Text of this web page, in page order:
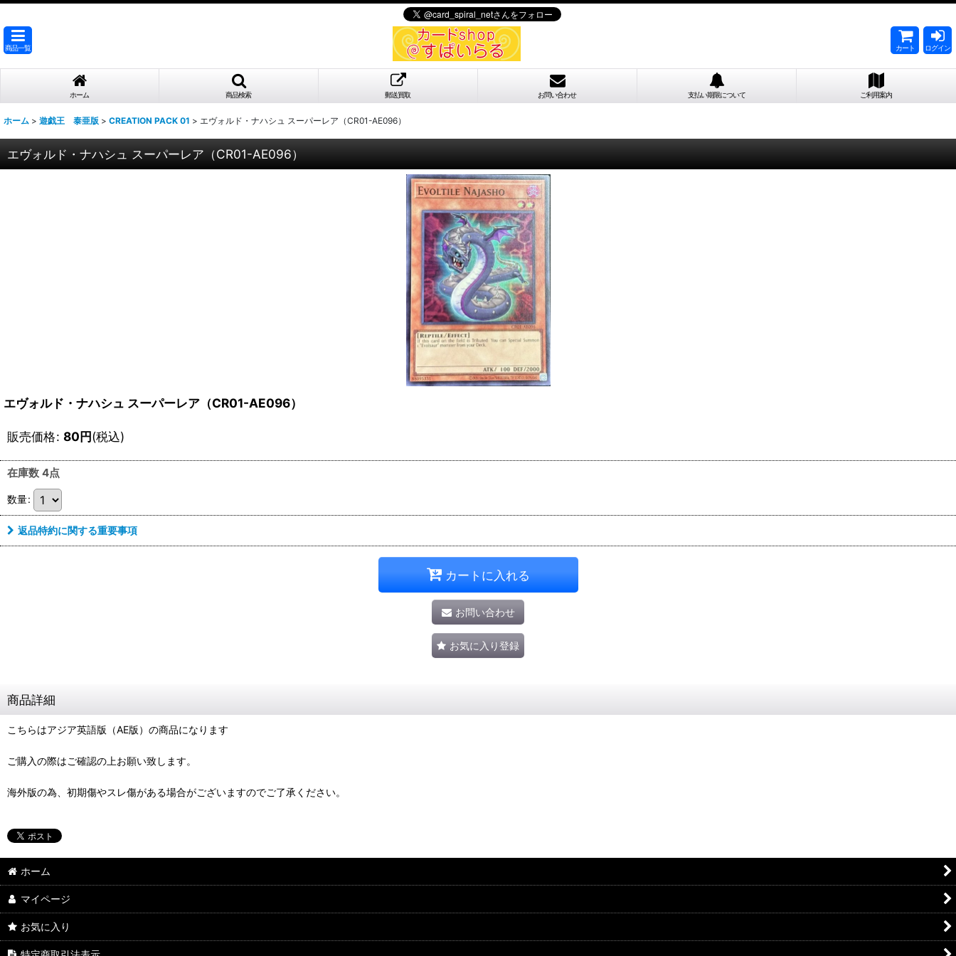
商品一覧 カート ログイン
ホーム 商品検索 郵送買取 お問い合わせ 支払い期限について ご利用案内
ホーム > 遊戯王 泰亜版 > CREATION PACK 01 > エヴォルド・ナハシュ スーパーレア（CR01-AE096）
エヴォルド・ナハシュ スーパーレア（CR01-AE096）
エヴォルド・ナハシュ スーパーレア（CR01-AE096）
販売価格: 80円(税込)
在庫数 4点
数量:
返品特約に関する重要事項
カートに入れる
お問い合わせ
お気に入り登録
商品詳細
こちらはアジア英語版（AE版）の商品になります
ご購入の際はご確認の上お願い致します。
海外版の為、初期傷やスレ傷がある場合がございますのでご了承ください。
ホーム
マイページ
お気に入り